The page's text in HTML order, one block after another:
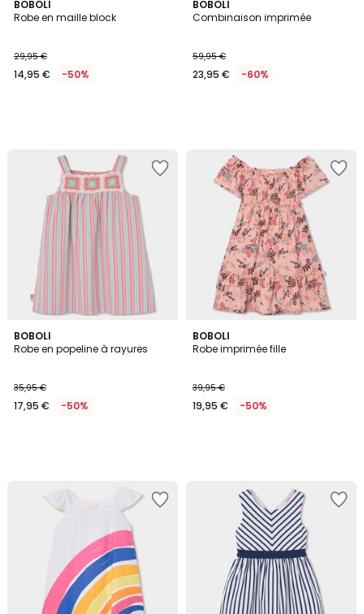
BOBOLI
Robe en maille block
29,95 €
14,95 € -50%
BOBOLI
Combinaison imprimée
59,95 €
23,95 € -60%
BOBOLI
Robe en popeline à rayures
35,95 €
17,95 € -50%
BOBOLI
Robe imprimée fille
39,95 €
19,95 € -50%